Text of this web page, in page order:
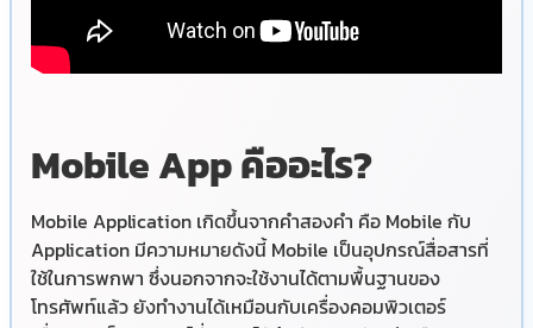
Mobile App คืออะไร?
Mobile Application เกิดขึ้นจากคำสองคำ คือ Mobile กับ
Application มีความหมายดังนี้ Mobile เป็นอุปกรณ์สื่อสารที่
ใช้ในการพกพา ซึ่งนอกจากจะใช้งานได้ตามพื้นฐานของ
โทรศัพท์แล้ว ยังทำงานได้เหมือนกับเครื่องคอมพิวเตอร์